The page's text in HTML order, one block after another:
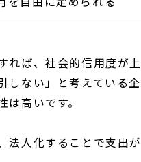
れば、社会的信用度が
しない」と考えている
は高いです。
法人化することで支出